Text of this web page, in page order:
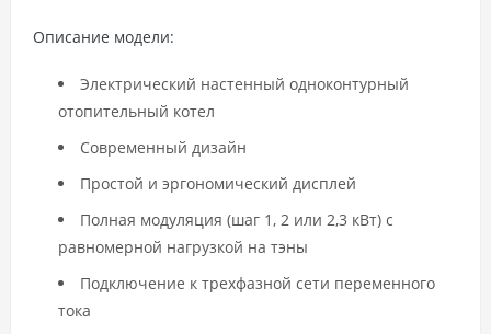
Описание модели:
Электрический настенный одноконтурный
отопительный котел
Современный дизайн
Простой и эргономический дисплей
Полная модуляция (шаг 1, 2 или 2,3 кВт) с
равномерной нагрузкой на тэны
Подключение к трехфазной сети переменного
тока